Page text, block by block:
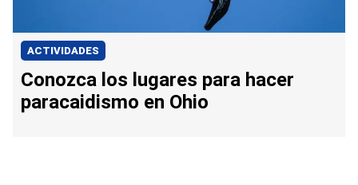
ACTIVIDADES
Conozca los lugares para hacer
paracaidismo en Ohio